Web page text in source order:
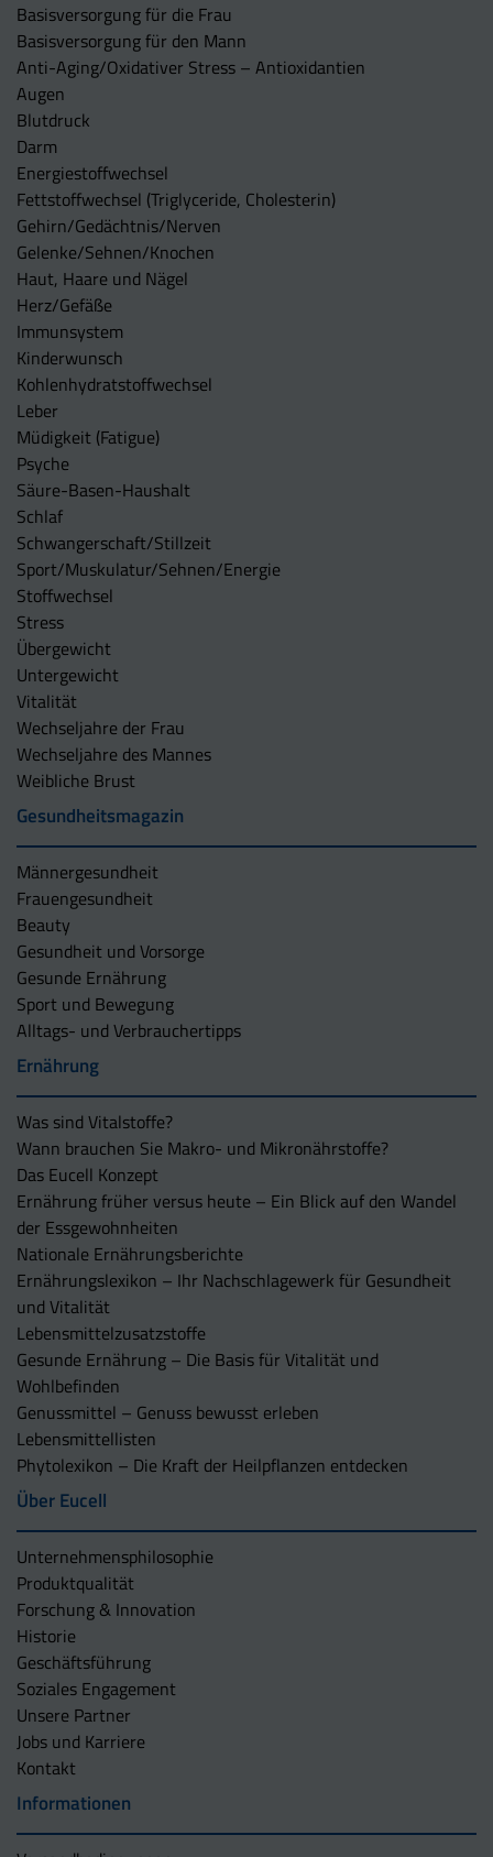
Basisversorgung für die Frau
Basisversorgung für den Mann
Anti-Aging/Oxidativer Stress – Antioxidantien
Augen
Blutdruck
Darm
Energiestoffwechsel
Fettstoffwechsel (Triglyceride, Cholesterin)
Gehirn/Gedächtnis/Nerven
Gelenke/Sehnen/Knochen
Haut, Haare und Nägel
Herz/Gefäße
Immunsystem
Kinderwunsch
Kohlenhydratstoffwechsel
Leber
Müdigkeit (Fatigue)
Psyche
Säure-Basen-Haushalt
Schlaf
Schwangerschaft/Stillzeit
Sport/Muskulatur/Sehnen/Energie
Stoffwechsel
Stress
Übergewicht
Untergewicht
Vitalität
Wechseljahre der Frau
Wechseljahre des Mannes
Weibliche Brust
Gesundheitsmagazin
Männergesundheit
Frauengesundheit
Beauty
Gesundheit und Vorsorge
Gesunde Ernährung
Sport und Bewegung
Alltags- und Verbrauchertipps
Ernährung
Was sind Vitalstoffe?
Wann brauchen Sie Makro- und Mikronährstoffe?
Das Eucell Konzept
Ernährung früher versus heute – Ein Blick auf den Wandel
der Essgewohnheiten
Nationale Ernährungsberichte
Ernährungslexikon – Ihr Nachschlagewerk für Gesundheit
und Vitalität
Lebensmittelzusatzstoffe
Gesunde Ernährung – Die Basis für Vitalität und
Wohlbefinden
Genussmittel – Genuss bewusst erleben
Lebensmittellisten
Phytolexikon – Die Kraft der Heilpflanzen entdecken
Über Eucell
Unternehmens­philosophie
Produktqualität
Forschung & Innovation
Historie
Geschäftsführung
Soziales Engagement
Unsere Partner
Jobs und Karriere
Kontakt
Informationen